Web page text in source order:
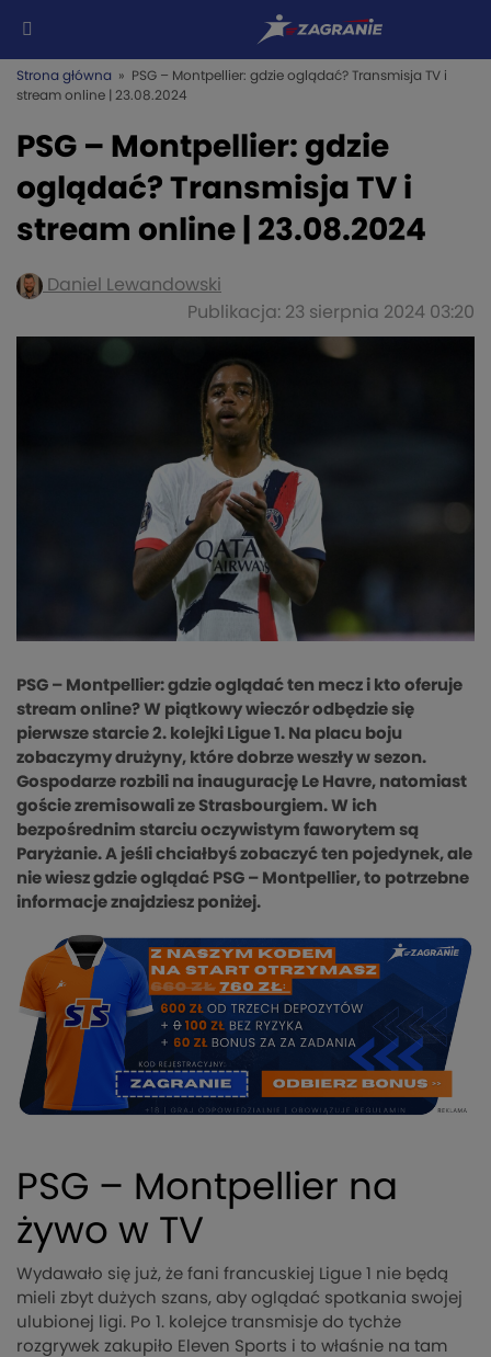
Strona główna » PSG – Montpellier: gdzie oglądać? Transmisja TV i
stream online | 23.08.2024
PSG – Montpellier: gdzie
oglądać? Transmisja TV i
stream online | 23.08.2024
Daniel Lewandowski
Publikacja: 23 sierpnia 2024 03:20
PSG – Montpellier: gdzie oglądać ten mecz i kto oferuje
stream online? W piątkowy wieczór odbędzie się
pierwsze starcie 2. kolejki Ligue 1. Na placu boju
zobaczymy drużyny, które dobrze weszły w sezon.
Gospodarze rozbili na inaugurację Le Havre, natomiast
goście zremisowali ze Strasbourgiem. W ich
bezpośrednim starciu oczywistym faworytem są
Paryżanie. A jeśli chciałbyś zobaczyć ten pojedynek, ale
nie wiesz gdzie oglądać PSG – Montpellier, to potrzebne
informacje znajdziesz poniżej.
PSG – Montpellier na
żywo w TV
Wydawało się już, że fani francuskiej Ligue 1 nie będą
mieli zbyt dużych szans, aby oglądać spotkania swojej
ulubionej ligi. Po 1. kolejce transmisje do tychże
rozgrywek zakupiło Eleven Sports i to właśnie na tam